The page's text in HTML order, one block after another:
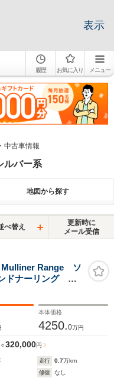
表示
履歴 お気に入り メニュー
中古車情報
バー系
地図から探す
べ替え
更新時に
メール受信
Range ソ
ドナーリング バ
本体価格
4250.0万円
320,000円
走行 0.7万km
修復
なし